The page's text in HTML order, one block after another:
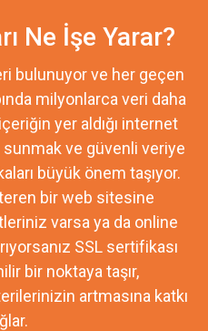
Ne İşe Yarar?
bulunuyor ve her geçen
milyonlarca veri daha
yer aldığı internet
ve güvenli veriye
büyük önem taşıyor.
bir web sitesine
varsa ya da online
SSL sertifikası
bir noktaya taşır,
artmasına katkı